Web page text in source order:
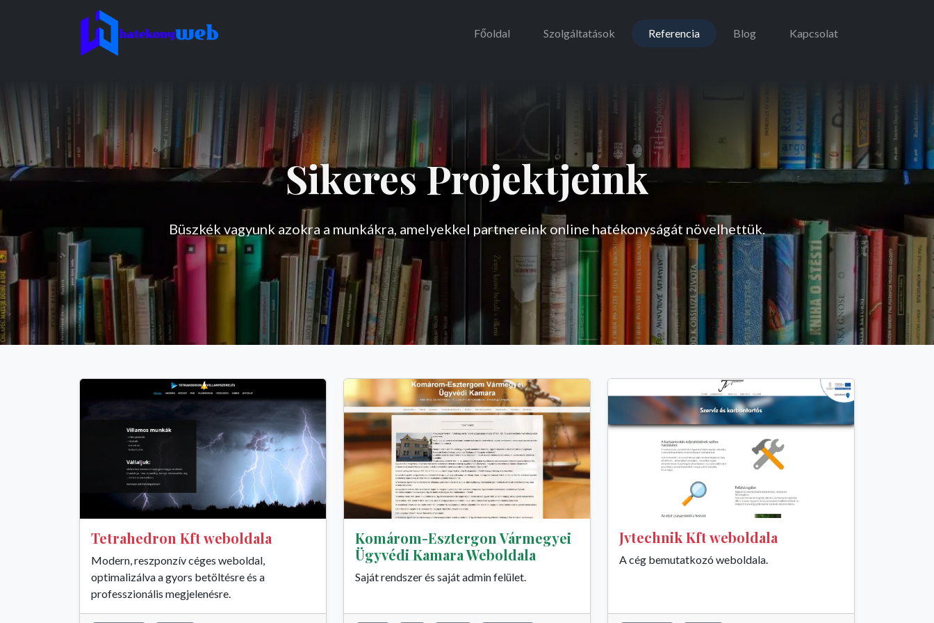
Főoldal Szolgáltatások Referencia Blog Kapcsolat
Sikeres Projektjeink
Büszkék vagyunk azokra a munkákra, amelyekkel partnereink online hatékonyságát növelhettük.
Tetrahedron Kft weboldala
Modern, reszponzív céges weboldal,
optimalizálva a gyors betöltésre és a
professzionális megjelenésre.
Komárom-Esztergon Vármegyei
Ügyvédi Kamara Weboldala
Saját rendszer és saját admin felület.
Jvtechnik Kft weboldala
A cég bemutatkozó weboldala.